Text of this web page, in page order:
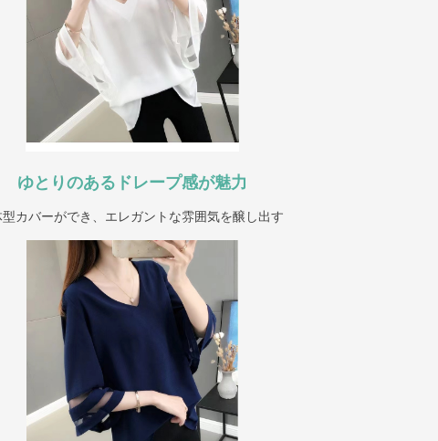
ゆとりのあるドレープ感が魅力
カバーができ、エレガントな雰囲気を醸し出す